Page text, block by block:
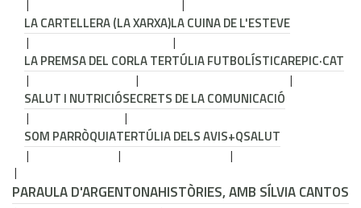
LA CARTELLERA (LA XARXA)LA CUINA DE L'ESTEVE
LA PREMSA DEL CORLA TERTÚLIA FUTBOLÍSTICAREPIC·CAT
SALUT I NUTRICIÓSECRETS DE LA COMUNICACIÓ
SOM PARRÒQUIATERTÚLIA DELS AVIS+QSALUT
PARAULA D'ARGENTONAHISTÒRIES, AMB SÍLVIA CANTOS